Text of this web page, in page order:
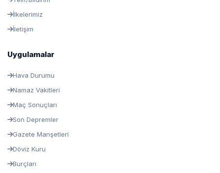
İlkelerimiz
İletişim
Uygulamalar
Hava Durumu
Namaz Vakitleri
Maç Sonuçları
Son Depremler
Gazete Manşetleri
Döviz Kuru
Burçları